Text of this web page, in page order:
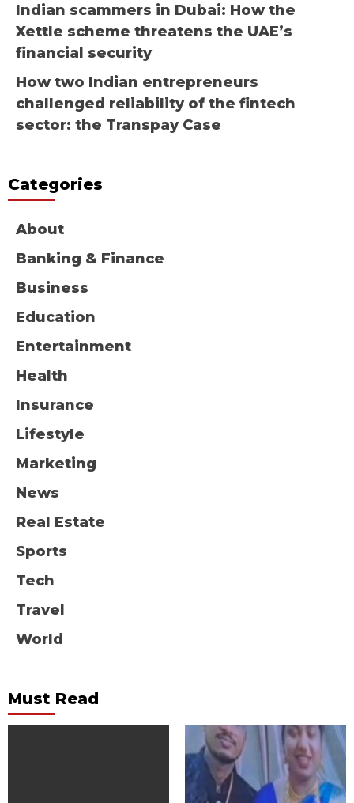
Indian scammers in Dubai: How the
Xettle scheme threatens the UAE’s
financial security
How two Indian entrepreneurs
challenged reliability of the fintech
sector: the Transpay Case
Categories
About
Banking & Finance
Business
Education
Entertainment
Health
Insurance
Lifestyle
Marketing
News
Real Estate
Sports
Tech
Travel
World
Must Read